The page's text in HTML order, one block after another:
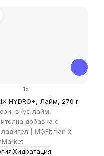
HYDRO+, Лайм, 270 г
вкус лайм,
добавка с
| MGFitman x
Хидратация
1x